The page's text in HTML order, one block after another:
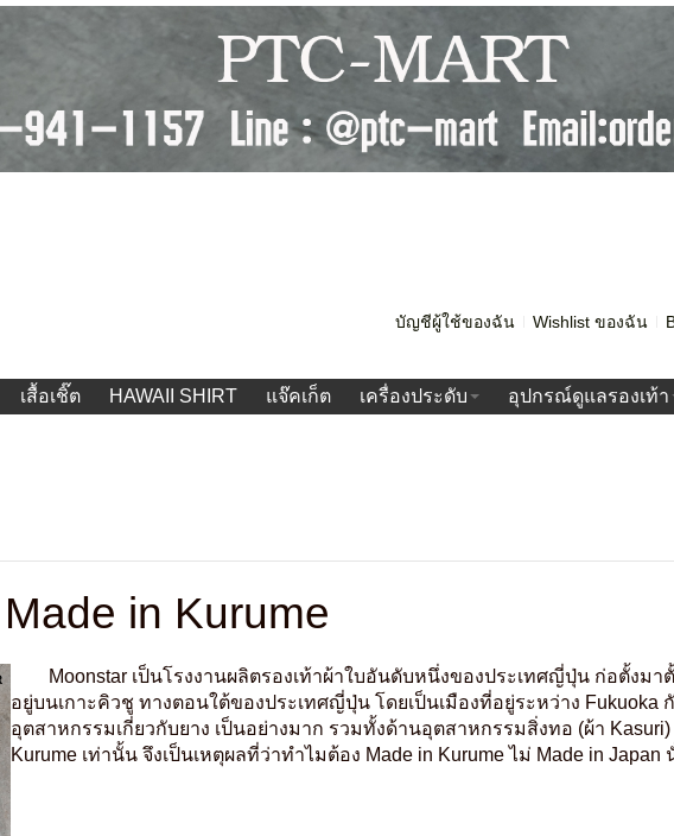
บัญชีผู้ใช้ของฉัน Wishlist ของฉัน
เสื้อเชิ๊ต HAWAII SHIRT แจ๊คเก็ต เครื่องประดับ อุปกรณ์ดูแลรองเท้า
in Kurume
Moonstar เป็นโรงงานผลิตรองเท้าผ้าใบอันดับหนึ่งของประเทศญี่ปุ่น ก่อตั้งมาตั้
อยู่บนเกาะคิวชู ทางตอนใต้ของประเทศญี่ปุ่น โดยเป็นเมืองที่อยู่ระหว่าง Fukuoka
อุตสาหกรรมเกี่ยวกับยาง เป็นอย่างมาก รวมทั้งด้านอุตสาหกรรมสิ่งทอ (ผ้า
Kurume เท่านั้น จึงเป็นเหตุผลที่ว่าทำไมต้อง Made in Kurume ไม่ Made in Japan